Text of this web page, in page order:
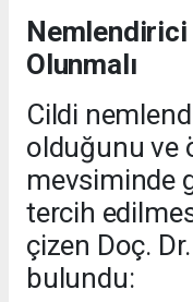
Olunmalı
Cildi
olduğunu ve
mevsiminde
tercih
çizen Doç. Dr.
bulundu: